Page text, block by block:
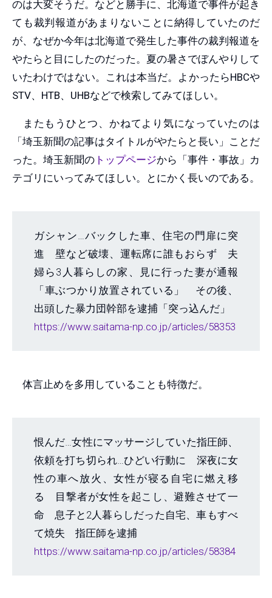
のは大変そうだ。などと勝手に、北海道で事件が起き
ても裁判報道があまりないことに納得していたのだ
が、なぜか今年は北海道で発生した事件の裁判報道を
やたらと目にしたのだった。夏の暑さでぼんやりして
いたわけではない。これは本当だ。よかったらHBCや
STV、HTB、UHBなどで検索してみてほしい。
またもうひとつ、かねてより気になっていたのは
「埼玉新聞の記事はタイトルがやたらと長い」ことだ
った。埼玉新聞の トップページから「事件・事故」カ
テゴリにいってみてほしい。とにかく長いのである。
ガシャン…バックした車、住宅の門扉に突
進 壁など破壊、運転席に誰もおらず 夫
婦ら3人暮らしの家、見に行った妻が通報
「車ぶつかり放置されている」 その後、
出頭した暴力団幹部を逮捕「突っ込んだ」
https://www.saitama-np.co.jp/articles/58353
体言止めを多用していることも特徴だ。
恨んだ…女性にマッサージしていた指圧師、
依頼を打ち切られ…ひどい行動に 深夜に女
性の車へ放火、女性が寝る自宅に燃え移
る 目撃者が女性を起こし、避難させて一
命 息子と2人暮らしだった自宅、車もすべ
て焼失 指圧師を逮捕
https://www.saitama-np.co.jp/articles/58384